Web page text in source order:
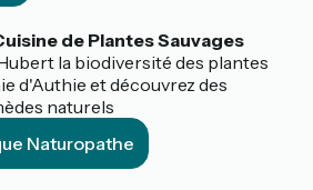
de Plantes Sauvages
la biodiversité des plantes
d'Authie et découvrez des
naturels
Naturopathe